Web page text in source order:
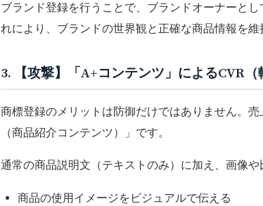
ブランド登録を行うことで、ブランドオーナーと
れにより、ブランドの世界観と正確な商品情報を維
3. 【攻撃】「A+コンテンツ」によるCVR
商標登録のメリットは防御だけではありません。
（商品紹介コンテンツ）」 です。
通常の商品説明文（テキストのみ）に加え、画像
商品の使用イメージをビジュアルで伝える